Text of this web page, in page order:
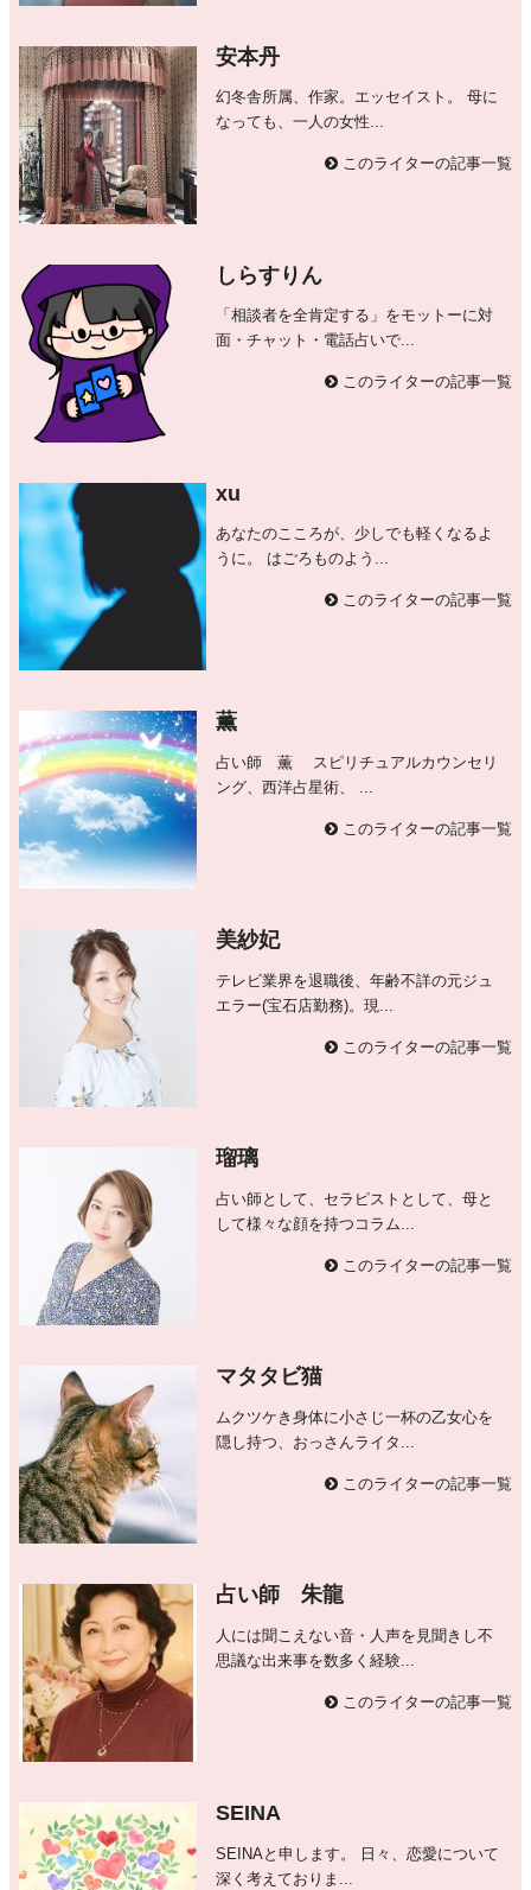
安本丹
幻冬舎所属、作家。エッセイスト。 母に
なっても、一人の女性...
このライターの記事一覧
しらすりん
「相談者を全肯定する」をモットーに対
面・チャット・電話占いで...
このライターの記事一覧
xu
あなたのこころが、少しでも軽くなるよ
うに。 はごろものよう...
このライターの記事一覧
薫
占い師 薫 スピリチュアルカウンセリ
ング、西洋占星術、 ...
このライターの記事一覧
美紗妃
テレビ業界を退職後、年齢不詳の元ジュ
エラー(宝石店勤務)。現...
このライターの記事一覧
瑠璃
占い師として、セラピストとして、母と
して様々な顔を持つコラム...
このライターの記事一覧
マタタビ猫
ムクツケき身体に小さじ一杯の乙女心を
隠し持つ、おっさんライタ...
このライターの記事一覧
占い師 朱龍
人には聞こえない音・人声を見聞きし不
思議な出来事を数多く経験...
このライターの記事一覧
SEINA
SEINAと申します。 日々、恋愛について
深く考えておりま...